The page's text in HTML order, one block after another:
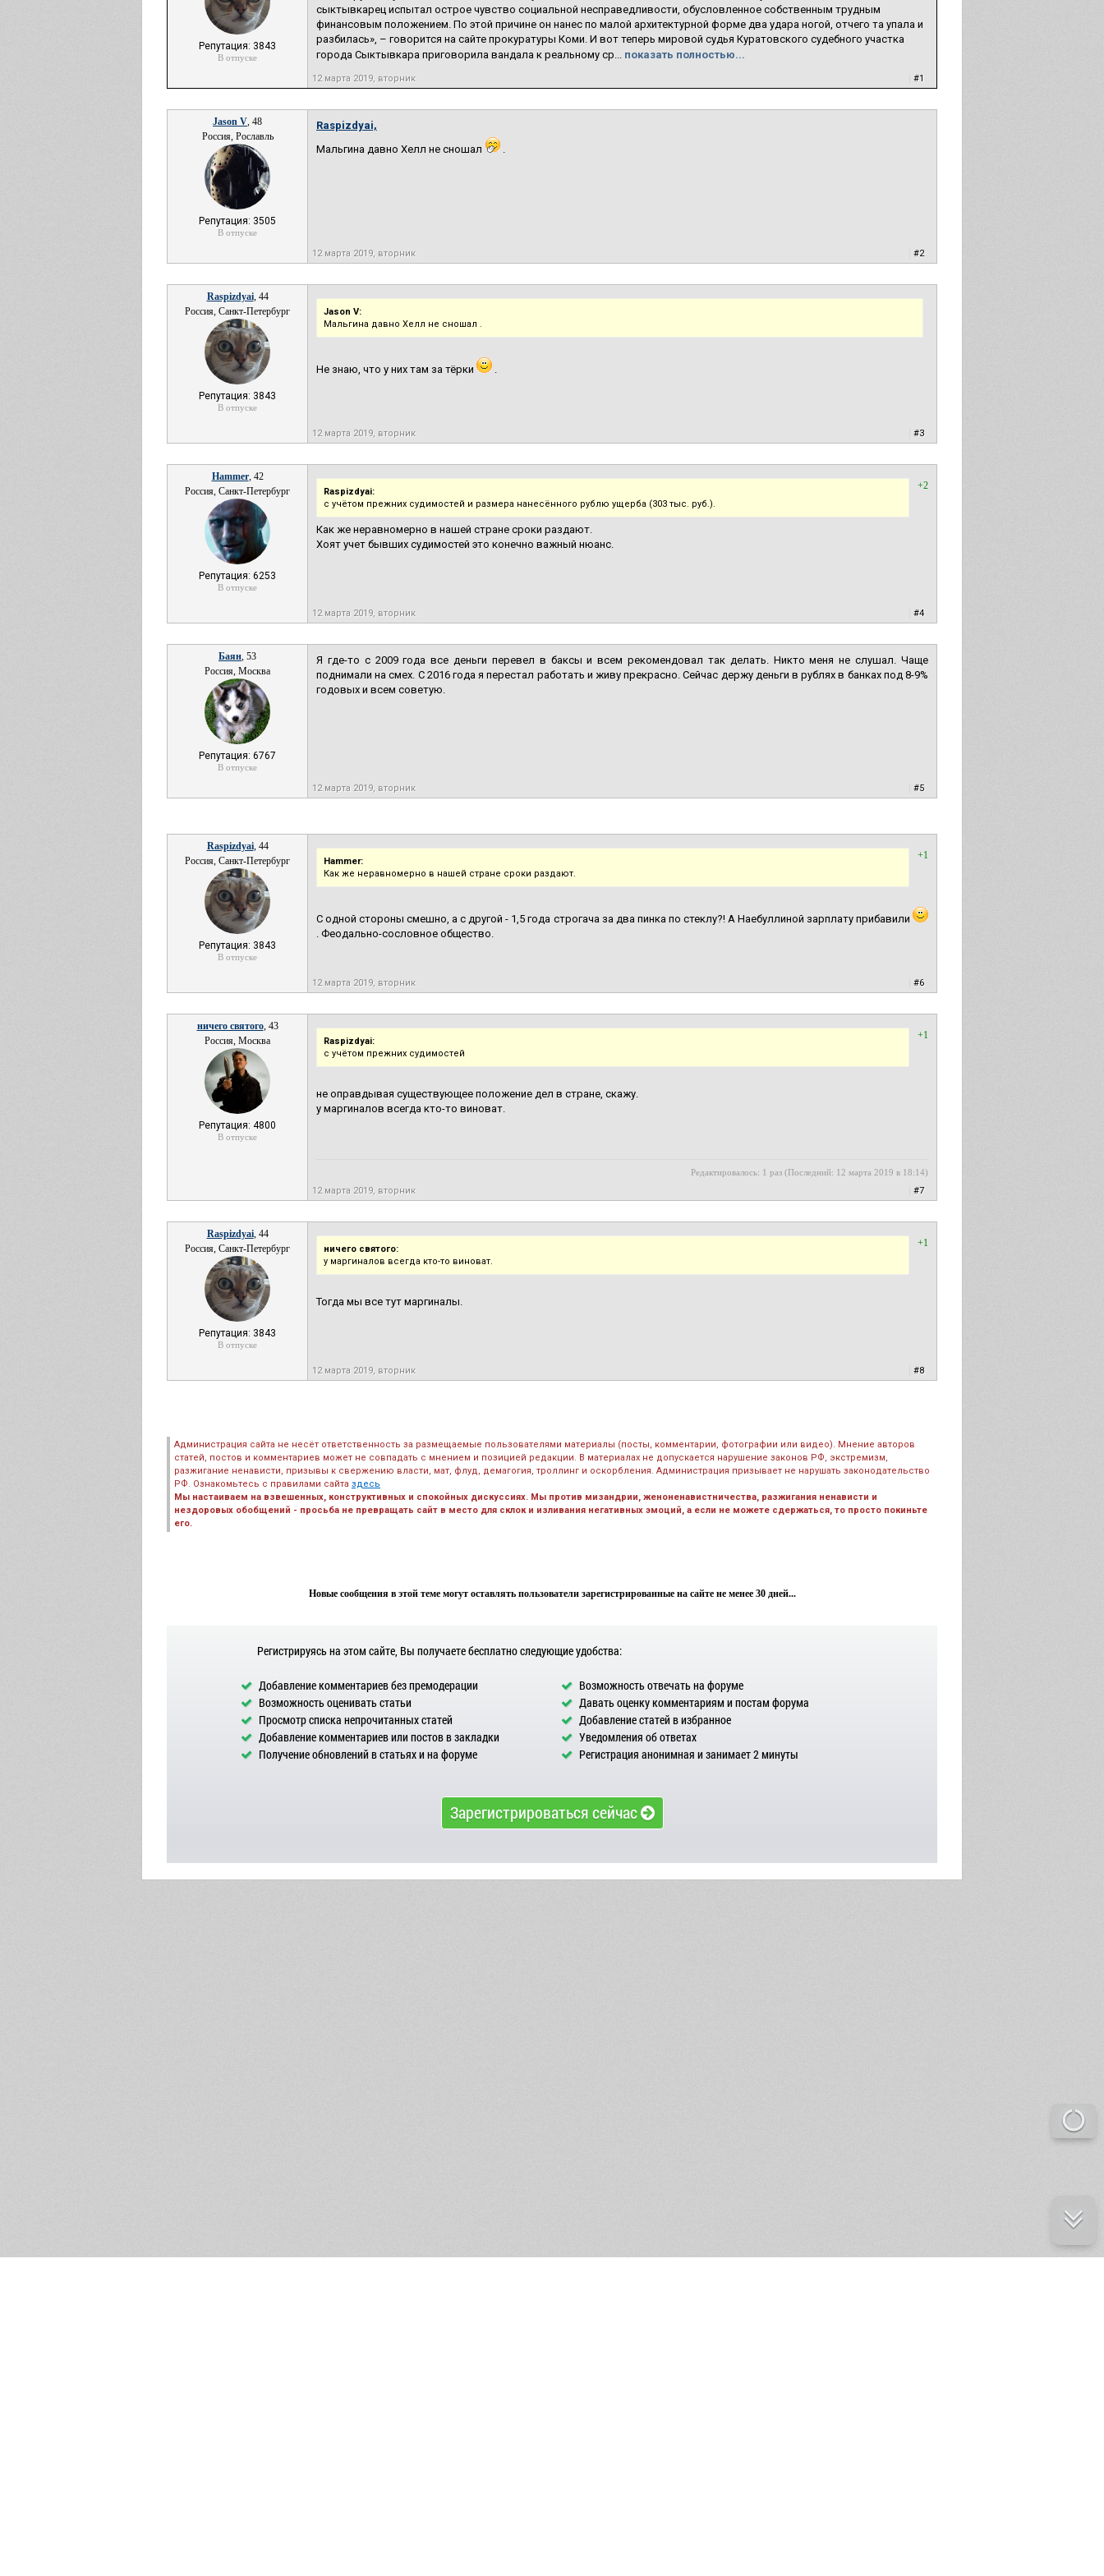
Репутация: 3843
В отпуске
сыктывкарец испытал острое чувство социальной несправедливости, обусловленное собственным трудным
финансовым положением. По этой причине он нанес по малой архитектурной форме два удара ногой, отчего та упала и
разбилась», – говорится на сайте прокуратуры Коми. И вот теперь мировой судья Куратовского судебного участка
города Сыктывкара приговорила вандала к реальному ср... показать полностью...
12 марта 2019, вторник #1
Jason V, 48
Россия, Рославль
Репутация: 3505
В отпуске
Raspizdyai,
Мальгина давно Хелл не сношал
.
12 марта 2019, вторник #2
Raspizdyai, 44
Россия, Санкт-Петербург
Репутация: 3843
В отпуске
Jason V:
Мальгина давно Хелл не сношал .
Не знаю, что у них там за тёрки .
12 марта 2019, вторник #3
Hammer, 42
Россия, Санкт-Петербург
Репутация: 6253
В отпуске
+2
Raspizdyai:
с учётом прежних судимостей и размера нанесённого рублю ущерба (303 тыс. руб.).
Как же неравномерно в нашей стране сроки раздают.
Хоят учет бывших судимостей это конечно важный нюанс.
12 марта 2019, вторник #4
Баян, 53
Россия, Москва
Репутация: 6767
В отпуске
Я где-то с 2009 года все деньги перевел в баксы и всем рекомендовал так делать. Никто меня не слушал. Чаще
поднимали на смех. С 2016 года я перестал работать и живу прекрасно. Сейчас держу деньги в рублях в банках под 8-9%
годовых и всем советую.
12 марта 2019, вторник #5
Raspizdyai, 44
Россия, Санкт-Петербург
Репутация: 3843
В отпуске
+1
Hammer:
Как же неравномерно в нашей стране сроки раздают.
С одной стороны смешно, а с другой - 1,5 года строгача за два пинка по стеклу?! А Наебуллиной зарплату прибавили
. Феодально-сословное общество.
12 марта 2019, вторник #6
ничего святого, 43
Россия, Москва
Репутация: 4800
В отпуске
+1
Raspizdyai:
с учётом прежних судимостей
не оправдывая существующее положение дел в стране, скажу.
у маргиналов всегда кто-то виноват.
Редактировалось: 1 раз (Последний: 12 марта 2019 в 18:14)
12 марта 2019, вторник #7
Raspizdyai, 44
Россия, Санкт-Петербург
Репутация: 3843
В отпуске
+1
ничего святого:
у маргиналов всегда кто-то виноват.
Тогда мы все тут маргиналы.
12 марта 2019, вторник #8
Администрация сайта не несёт ответственность за размещаемые пользователями материалы (посты, комментарии, фотографии или видео). Мнение авторов
статей, постов и комментариев может не совпадать с мнением и позицией редакции. В материалах не допускается нарушение законов РФ, экстремизм,
разжигание ненависти, призывы к свержению власти, мат, флуд, демагогия, троллинг и оскорбления. Администрация призывает не нарушать законодательство
РФ. Ознакомьтесь с правилами сайта здесь
Мы настаиваем на взвешенных, конструктивных и спокойных дискуссиях. Мы против мизандрии, женоненавистничества, разжигания ненависти и
нездоровых обобщений - просьба не превращать сайт в место для склок и изливания негативных эмоций, а если не можете сдержаться, то просто покиньте
его.
Новые сообщения в этой теме могут оставлять пользователи зарегистрированные на сайте не менее 30 дней...
Регистрируясь на этом сайте, Вы получаете бесплатно следующие удобства:
Добавление комментариев без премодерации
Возможность отвечать на форуме
Возможность оценивать статьи
Давать оценку комментариям и постам форума
Просмотр списка непрочитанных статей
Добавление статей в избранное
Добавление комментариев или постов в закладки
Уведомления об ответах
Получение обновлений в статьях и на форуме
Регистрация анонимная и занимает 2 минуты
Зарегистрироваться сейчас